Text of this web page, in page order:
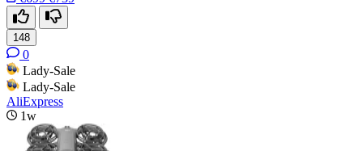
148
0
Lady-Sale
Lady-Sale
AliExpress
1w